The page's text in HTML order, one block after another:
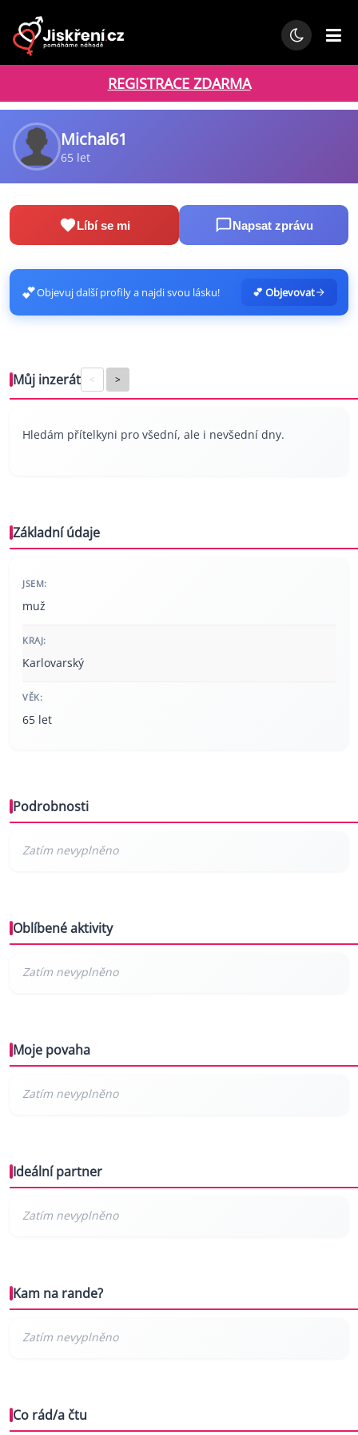
REGISTRACE ZDARMA
Michal61
65 let
Líbí se mi Napsat zprávu
💕Objevuj další profily a najdi svou lásku! 💕 Objevovat
Můj inzerát < >
Hledám přítelkyni pro všední, ale i nevšední dny.
Základní údaje
JSEM:
muž
KRAJ:
Karlovarský
VĚK:
65 let
Podrobnosti
Oblíbené aktivity
Moje povaha
Ideální partner
Kam na rande?
Co rád/a čtu